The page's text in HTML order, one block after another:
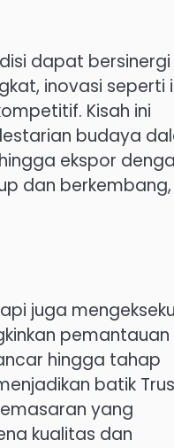
dapat bersinergi
inovasi seperti
Kisah ini
budaya
ekspor
dan berkembang,
juga
pemantauan
hingga tahap
batik
yang
kualitas dan